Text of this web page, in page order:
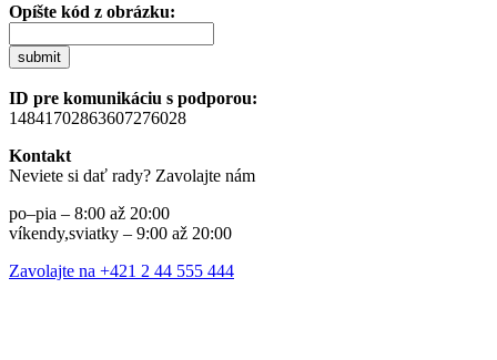
Opíšte kód z obrázku:
submit
ID pre komunikáciu s podporou:
14841702863607276028
Kontakt
Neviete si dať rady? Zavolajte nám
po–pia – 8:00 až 20:00
víkendy,sviatky – 9:00 až 20:00
Zavolajte na +421 2 44 555 444